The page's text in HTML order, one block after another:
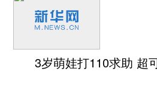
3岁萌娃打110求助 超